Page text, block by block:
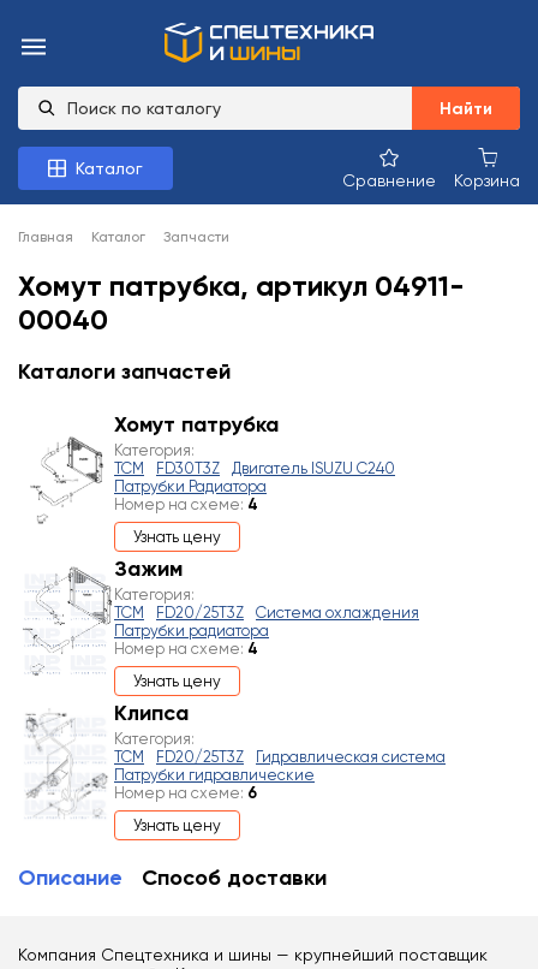
Найти
Каталог
Сравнение Корзина
Главная Каталог Запчасти
Хомут патрубка, артикул 04911-
00040
Каталоги запчастей
Хомут патрубка
Категория:
TCM
FD30T3Z
Двигатель ISUZU C240
Патрубки Радиатора
Номер на схеме: 4
Узнать цену
Зажим
Категория:
TCM
FD20/25T3Z
Система охлаждения
Патрубки радиатора
Номер на схеме: 4
Узнать цену
Клипса
Категория:
TCM
FD20/25T3Z
Гидравлическая система
Патрубки гидравлические
Номер на схеме: 6
Узнать цену
Описание Способ доставки
Компания Спецтехника и шины — крупнейший поставщик